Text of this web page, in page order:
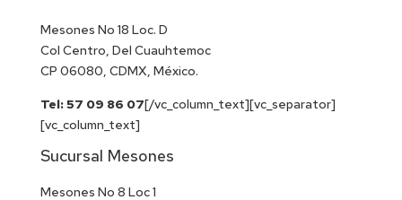
Mesones No 18 Loc. D
Col Centro, Del Cuauhtemoc
CP 06080, CDMX, México.
Tel: 57 09 86 07[/vc_column_text][vc_separator]
[vc_column_text]
Sucursal Mesones
Mesones No 8 Loc 1